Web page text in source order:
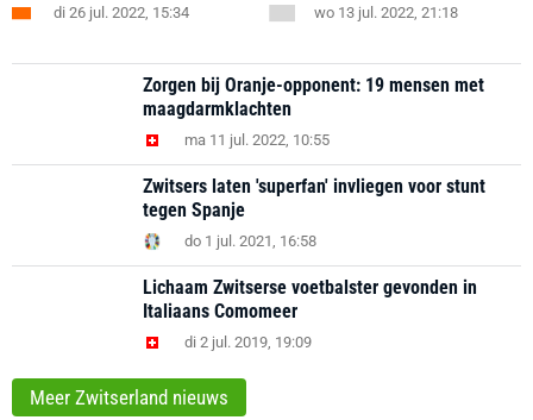
di 26 jul. 2022, 15:34 wo 13 jul. 2022, 21:18
Zorgen bij Oranje-opponent: 19 mensen met
maagdarmklachten
ma 11 jul. 2022, 10:55
Zwitsers laten 'superfan' invliegen voor stunt
tegen Spanje
do 1 jul. 2021, 16:58
Lichaam Zwitserse voetbalster gevonden in
Italiaans Comomeer
di 2 jul. 2019, 19:09
Meer Zwitserland nieuws